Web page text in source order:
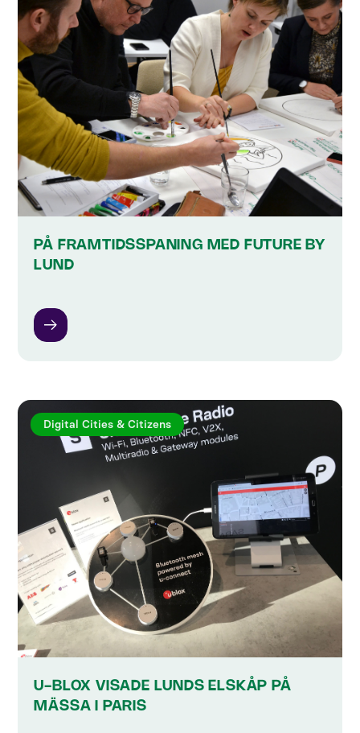
PÅ FRAMTIDSSPANING MED FUTURE BY
LUND
Digital Cities & Citizens
U-BLOX VISADE LUNDS ELSKÅP PÅ
MÄSSA I PARIS